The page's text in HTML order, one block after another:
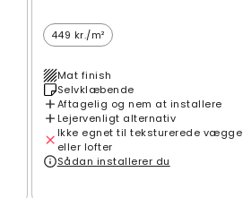
449 kr./m²
Mat finish
Selvklæbende
Aftagelig og nem at installere
Lejervenligt alternativ
Ikke egnet til teksturerede vægge
eller lofter
Sådan installerer du